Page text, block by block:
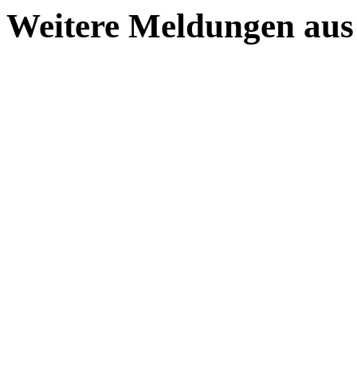
Weitere Meldungen